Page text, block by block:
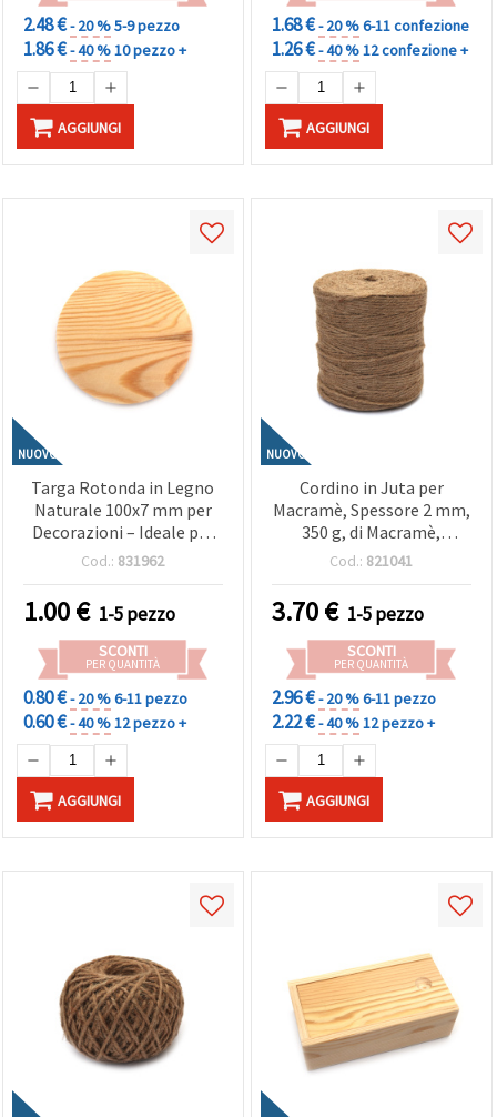
2.48 €- 20 %5-9 pezzo
1.86 €- 40 %10 pezzo +
AGGIUNGI
1.68 €- 20 %6-11 confezione
1.26 €- 40 %12 confezione +
AGGIUNGI
NUOVO
Targa Rotonda in Legno
Naturale 100x7 mm per
Decorazioni – Ideale per
Pittura, Hobby Creativi,
Artigianali
Cod.: 831962
1.00€ 1-5 pezzo
SCONTI
PER QUANTITÀ
0.80 €- 20 %6-11 pezzo
0.60 €- 40 %12 pezzo +
AGGIUNGI
NUOVO
Cordino in Juta per
Macramè, Spessore 2 mm,
350 g, di Macramè,
Decorazioni e Creazioni
Cod.: 821041
3.70€ 1-5 pezzo
SCONTI
PER QUANTITÀ
2.96 €- 20 %6-11 pezzo
2.22 €- 40 %12 pezzo +
AGGIUNGI